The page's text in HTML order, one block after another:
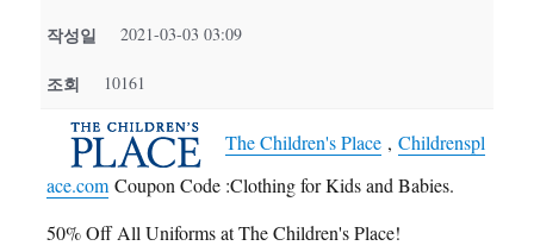
작성일 2021-03-03 03:09
조회 10161
The Children's Place ,Childrenspl
ace.com Coupon Code :Clothing for Kids and Babies.
50% Off All Uniforms at The Children's Place!